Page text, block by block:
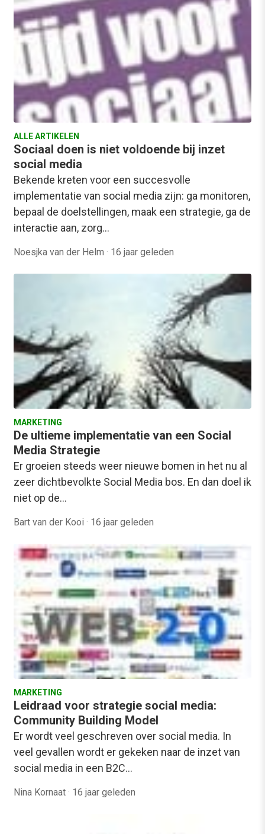
ALLE ARTIKELEN
Sociaal doen is niet voldoende bij inzet
social media
Bekende kreten voor een succesvolle
implementatie van social media zijn: ga monitoren,
bepaal de doelstellingen, maak een strategie, ga de
interactie aan, zorg…
Noesjka van der Helm · 16 jaar geleden
MARKETING
De ultieme implementatie van een Social
Media Strategie
Er groeien steeds weer nieuwe bomen in het nu al
zeer dichtbevolkte Social Media bos. En dan doel ik
niet op de…
Bart van der Kooi · 16 jaar geleden
MARKETING
Leidraad voor strategie social media:
Community Building Model
Er wordt veel geschreven over social media. In
veel gevallen wordt er gekeken naar de inzet van
social media in een B2C…
Nina Kornaat · 16 jaar geleden